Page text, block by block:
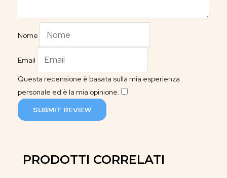
Nome
Email
Questa recensione è basata sulla mia esperienza
personale ed è la mia opinione.
SUBMIT REVIEW
PRODOTTI CORRELATI